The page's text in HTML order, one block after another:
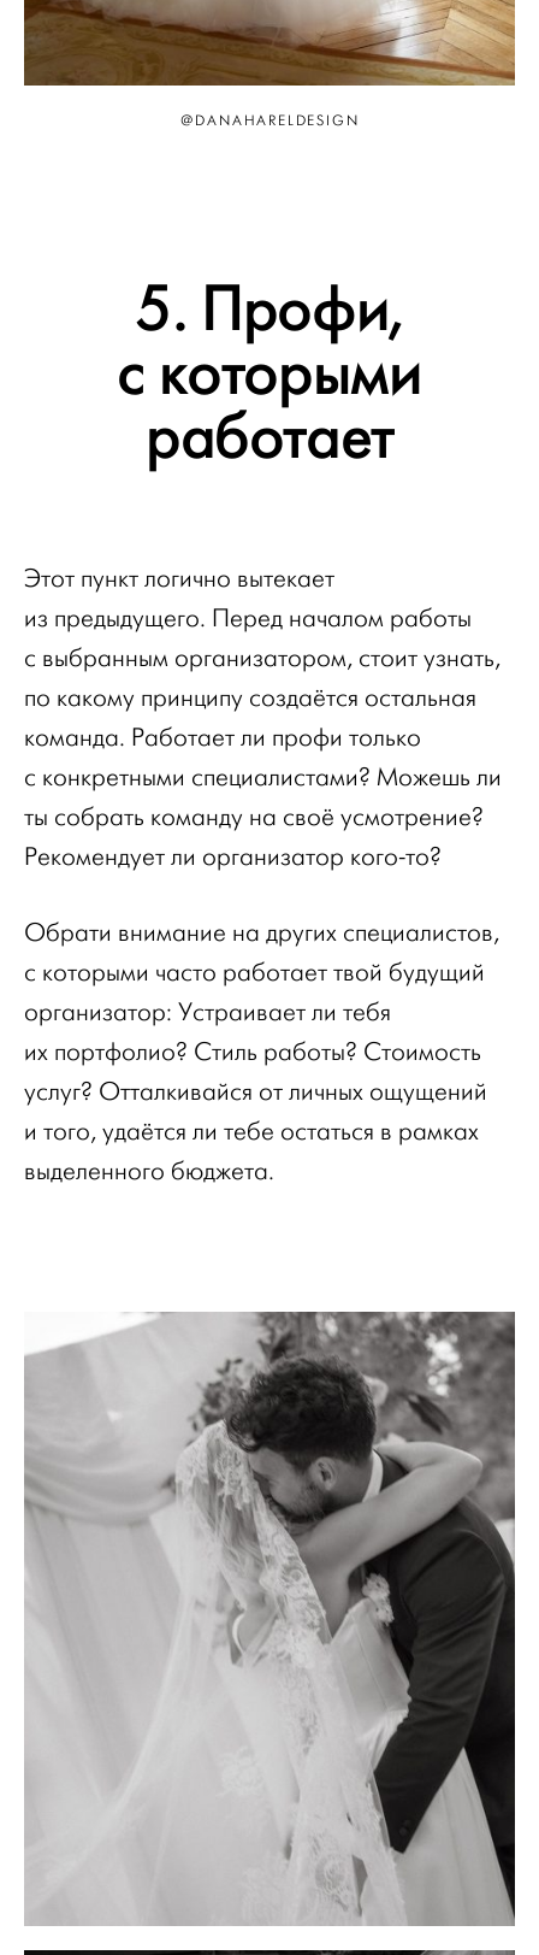
@DANAHARELDESIGN
5. Профи,
с которыми
работает
Этот пункт логично вытекает
из предыдущего. Перед началом работы
с выбранным организатором, стоит узнать,
по какому принципу создаётся остальная
команда. Работает ли профи только
с конкретными специалистами? Можешь ли
ты собрать команду на своё усмотрение?
Рекомендует ли организатор кого-то?
Обрати внимание на других специалистов,
с которыми часто работает твой будущий
организатор: Устраивает ли тебя
их портфолио? Стиль работы? Стоимость
услуг? Отталкивайся от личных ощущений
и того, удаётся ли тебе остаться в рамках
выделенного бюджета.